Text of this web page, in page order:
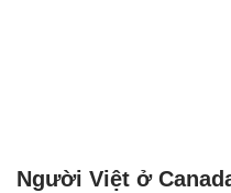
Người Việt ở